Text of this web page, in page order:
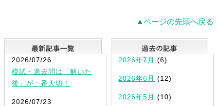
ページの先頭へ戻る
最新記事一覧
2026/07/26
模試・過去問は「解いた
後」が一番大切！
2026/07/23
2026年7月 (6)
2026年6月 (12)
2026年5月 (10)